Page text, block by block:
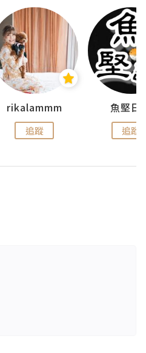
rikalammm
追蹤
魚堅日
追蹤